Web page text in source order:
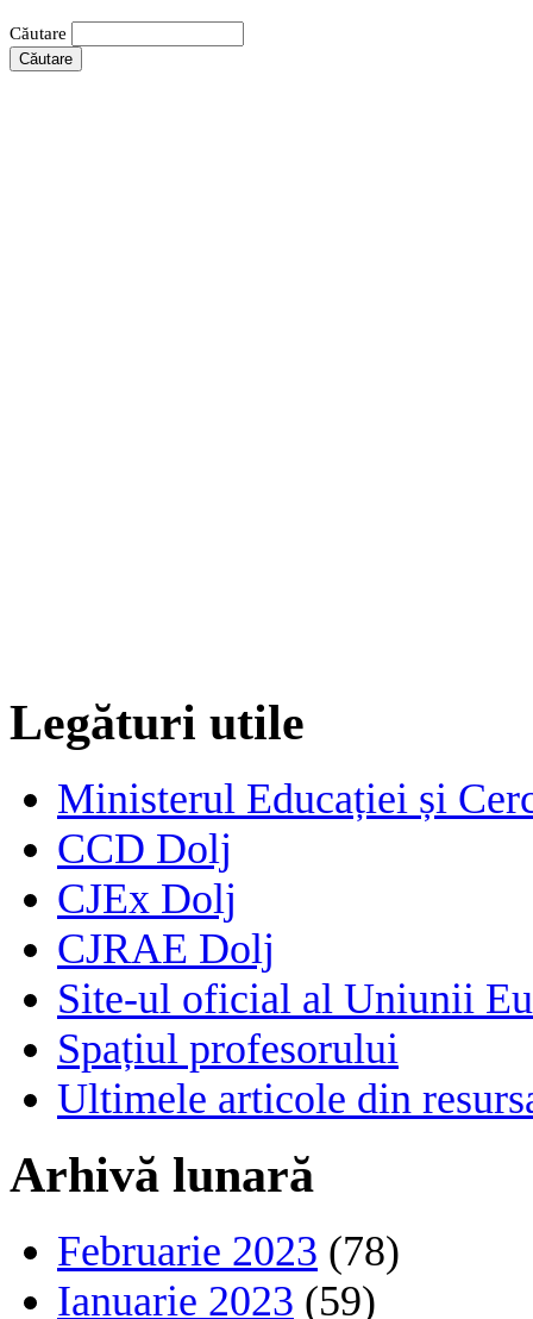
Căutare
Legături utile
Ministerul Educației și
CCD Dolj
CJEx Dolj
CJRAE Dolj
Site-ul oficial al Uniunii
Spațiul profesorului
Ultimele articole din
Arhivă lunară
Februarie 2023 (78)
Ianuarie 2023 (59)